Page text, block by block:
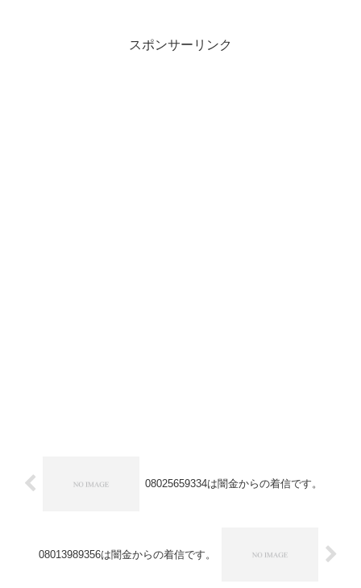
スポンサーリンク
08025659334は闇金からの着信です。
08013989356は闇金からの着信です。